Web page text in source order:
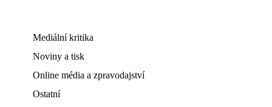
Mediální kritika
Noviny a tisk
Online média a zpravodajství
Ostatní